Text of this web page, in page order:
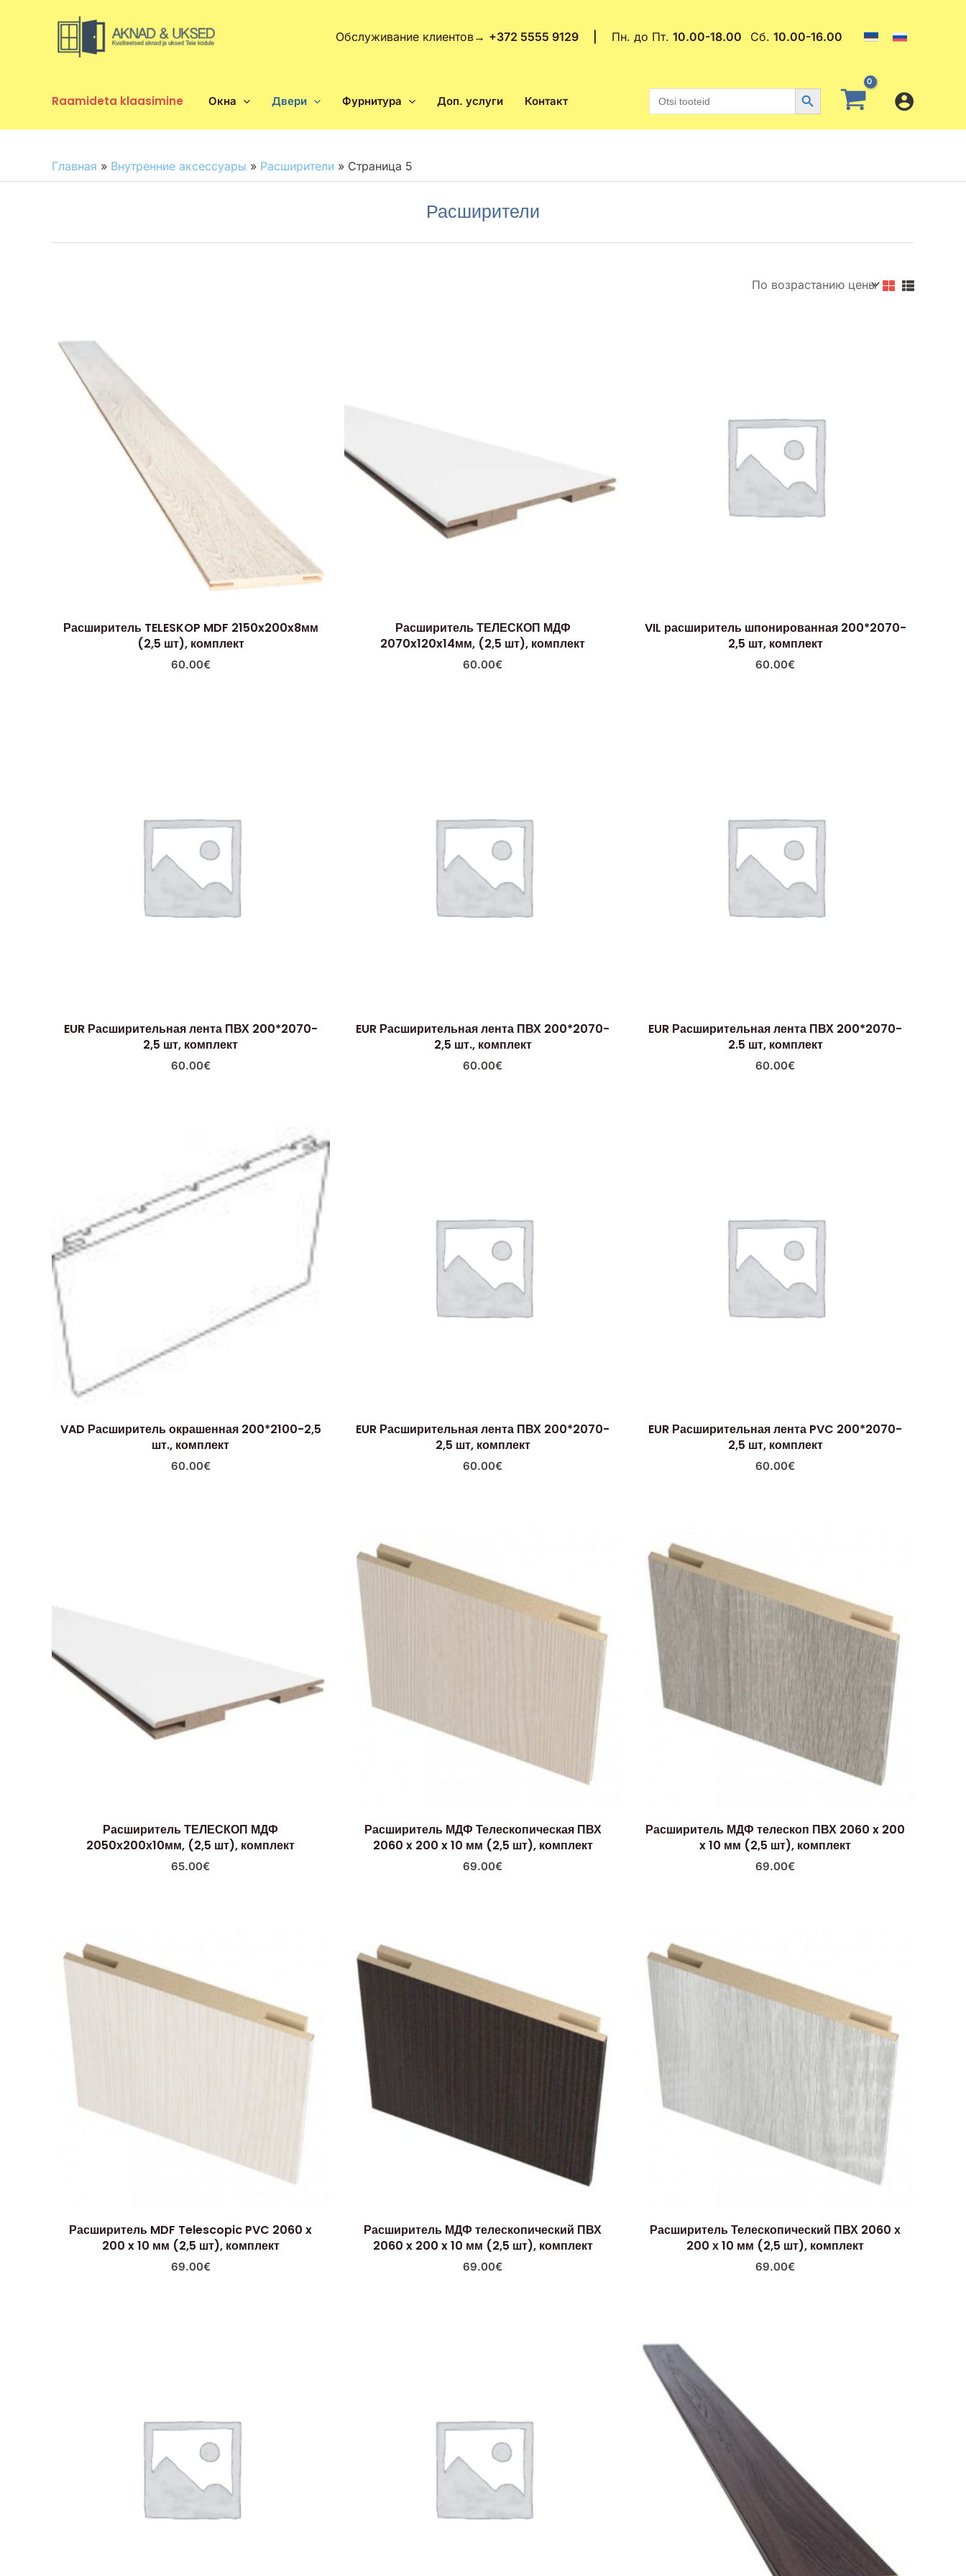
Обслуживание клиентов→ +372 5555 9129 | Пн. до Пт. 10.00-18.00 Сб. 10.00-16.00
Raamideta klaasimine Окна Двери Фурнитура Доп. услуги Контакт
Search
for:
Search Button
Главная » Внутренние аксессуары » Расширители » Страница 5
Расширители
Расширитель TELESKOP MDF 2150x200x8мм
(2,5 шт), комплект
60.00€
Расширитель ТЕЛЕСКОП МДФ
2070x120x14мм, (2,5 шт), комплект
60.00€
VIL расширитель шпонированная 200*2070-
2,5 шт, комплект
60.00€
EUR Расширительная лента ПВХ 200*2070-
2,5 шт, комплект
60.00€
EUR Расширительная лента ПВХ 200*2070-
2,5 шт., комплект
60.00€
EUR Расширительная лента ПВХ 200*2070-
2.5 шт, комплект
60.00€
VAD Расширитель окрашенная 200*2100-2,5
шт., комплект
60.00€
EUR Расширительная лента ПВХ 200*2070-
2,5 шт, комплект
60.00€
EUR Расширительная лента PVC 200*2070-
2,5 шт, комплект
60.00€
Расширитель ТЕЛЕСКОП МДФ
2050х200х10мм, (2,5 шт), комплект
65.00€
Расширитель МДФ Телескопическая ПВХ
2060 x 200 x 10 мм (2,5 шт), комплект
69.00€
Расширитель МДФ телескоп ПВХ 2060 x 200
x 10 мм (2,5 шт), комплект
69.00€
Расширитель MDF Telescopic PVC 2060 x
200 x 10 мм (2,5 шт), комплект
69.00€
Расширитель МДФ телескопический ПВХ
2060 x 200 x 10 мм (2,5 шт), комплект
69.00€
Расширитель Телескопический ПВХ 2060 х
200 х 10 мм (2,5 шт), комплект
69.00€